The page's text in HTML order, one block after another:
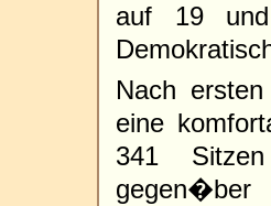
auf 19 und
Nach
eine
341